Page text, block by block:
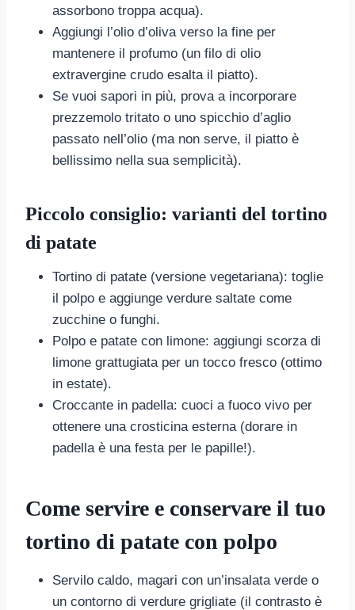
assorbono troppa acqua).
Aggiungi l’olio d’oliva verso la fine per
mantenere il profumo (un filo di olio
extravergine crudo esalta il piatto).
Se vuoi sapori in più, prova a incorporare
prezzemolo tritato o uno spicchio d’aglio
passato nell’olio (ma non serve, il piatto è
bellissimo nella sua semplicità).
Piccolo consiglio: varianti del tortino
di patate
Tortino di patate (versione vegetariana): toglie
il polpo e aggiunge verdure saltate come
zucchine o funghi.
Polpo e patate con limone: aggiungi scorza di
limone grattugiata per un tocco fresco (ottimo
in estate).
Croccante in padella: cuoci a fuoco vivo per
ottenere una crosticina esterna (dorare in
padella è una festa per le papille!).
Come servire e conservare il tuo
tortino di patate con polpo
Servilo caldo, magari con un’insalata verde o
un contorno di verdure grigliate (il contrasto è